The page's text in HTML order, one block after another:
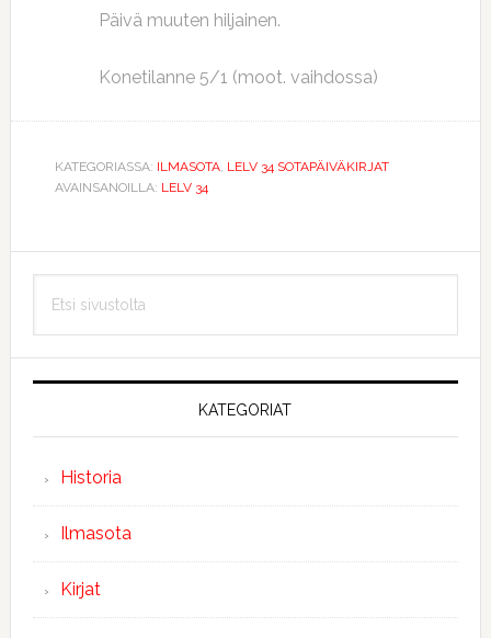
Päivä muuten hiljainen.
Konetilanne 5/1 (moot. vaihdossa)
KATEGORIASSA: ILMASOTA, LELV 34 SOTAPÄIVÄKIRJAT
AVAINSANOILLA: LELV 34
Ensisijainen
sivupalkki
sivustolta
KATEGORIAT
Historia
Ilmasota
Kirjat